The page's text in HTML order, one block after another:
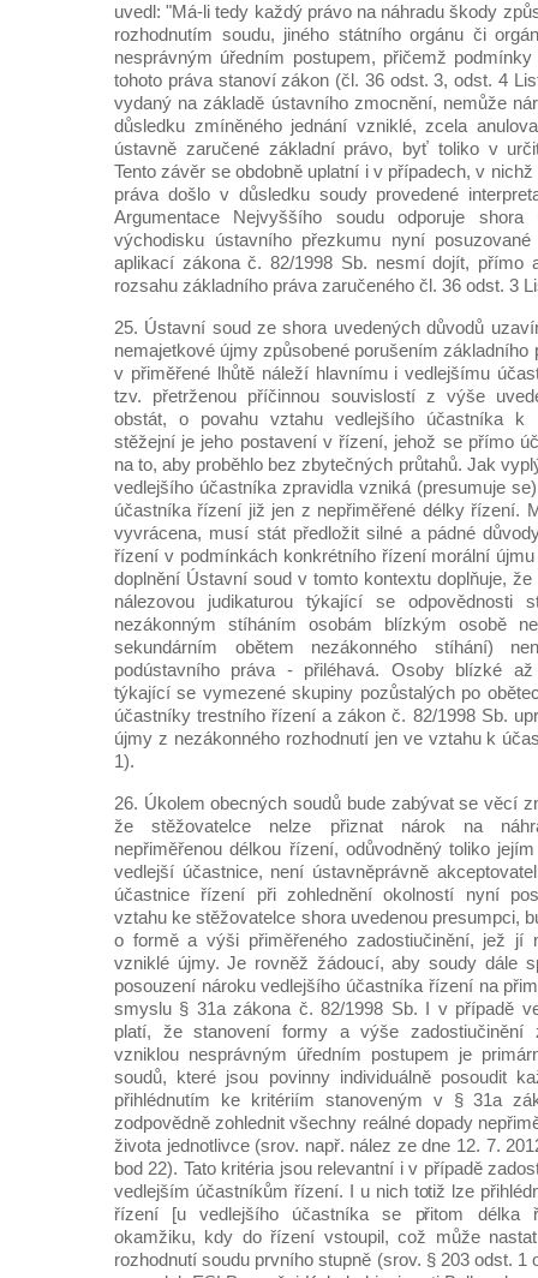
uvedl: "Má-li tedy každý právo na náhradu škody
rozhodnutím soudu, jiného státního orgánu či
nesprávným úředním postupem, přičemž
tohoto práva stanoví zákon (čl. 36 odst. 3, odst. 4
vydaný na základě ústavního zmocnění, nemůže
důsledku zmíněného jednání vzniklé, zcela
ústavně zaručené základní právo, byť toliko v
Tento závěr se obdobně uplatní i v případech, v
práva došlo v důsledku soudy provedené
Argumentace Nejvyššího soudu odporuje shora
východisku ústavního přezkumu nyní
aplikací zákona č. 82/1998 Sb. nesmí dojít, přímo
rozsahu základního práva zaručeného čl. 36 odst. 3
25. Ústavní soud ze shora uvedených důvodů
nemajetkové újmy způsobené porušením základního
v přiměřené lhůtě náleží hlavnímu i vedlejšímu
tzv. přetrženou příčinnou souvislostí z výše
obstát, o povahu vztahu vedlejšího účastníka k
stěžejní je jeho postavení v řízení, jehož se přímo
na to, aby proběhlo bez zbytečných průtahů. Jak
vedlejšího účastníka zpravidla vzniká (presumuje
účastníka řízení již jen z nepřiměřené délky řízení.
vyvrácena, musí stát předložit silné a pádné
řízení v podmínkách konkrétního řízení morální
doplnění Ústavní soud v tomto kontextu doplňuje,
nálezovou judikaturou týkající se odpovědnosti
nezákonným stíháním osobám blízkým osobě
sekundárním obětem nezákonného stíhání)
podústavního práva - přiléhavá. Osoby blízké
týkající se vymezené skupiny pozůstalých po
účastníky trestního řízení a zákon č. 82/1998 Sb.
újmy z nezákonného rozhodnutí jen ve vztahu k
1).
26. Úkolem obecných soudů bude zabývat se věcí
že stěžovatelce nelze přiznat nárok na
nepřiměřenou délkou řízení, odůvodněný toliko
vedlejší účastnice, není ústavněprávně
účastnice řízení při zohlednění okolností nyní
vztahu ke stěžovatelce shora uvedenou presumpci,
o formě a výši přiměřeného zadostiučinění, jež jí
vzniklé újmy. Je rovněž žádoucí, aby soudy dále
posouzení nároku vedlejšího účastníka řízení na
smyslu § 31a zákona č. 82/1998 Sb. I v případě
platí, že stanovení formy a výše zadostiučinění
vzniklou nesprávným úředním postupem je
soudů, které jsou povinny individuálně posoudit
přihlédnutím ke kritériím stanoveným v § 31a
zodpovědně zohlednit všechny reálné dopady
života jednotlivce (srov. např. nález ze dne 12. 7.
bod 22). Tato kritéria jsou relevantní i v případě
vedlejším účastníkům řízení. I u nich totiž lze
řízení [u vedlejšího účastníka se přitom délka
okamžiku, kdy do řízení vstoupil, což může
rozhodnutí soudu prvního stupně (srov. § 203 odst. 1